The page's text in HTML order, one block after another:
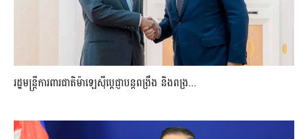
រដ្ឋមន្ត្រីការពារជាតិម៉ាឡេស៊ីប្ដេជ្ញាបន្តពង្រឹង និងពង្រ...